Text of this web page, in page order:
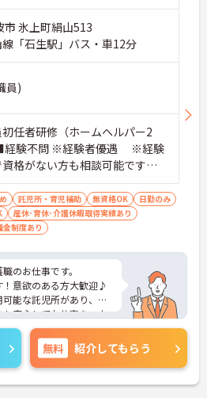
市 氷上町絹山513
線「石生駅」バス・車12分
員)
任者研修（ホームヘルパー2
経験不問 ※経験者優遇 ※経験
格がない方も相談可能です。
リ経験者も歓迎します。
託児所・育児補助 無資格OK
日勤のみ
産休･育休･介護休暇取得実績あり
金制度あり
のお仕事です。
！意欲のある方大歓迎♪
能な託児所があり、将
安心してお仕事をスタ
イナビまでお問い合わ
お伝えします！
無料 紹介してもらう